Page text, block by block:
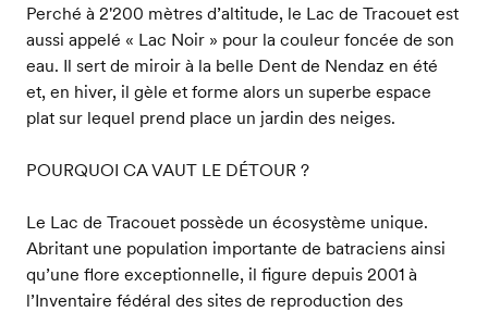
Perché à 2'200 mètres d’altitude, le Lac de Tracouet est
aussi appelé « Lac Noir » pour la couleur foncée de son
eau. Il sert de miroir à la belle Dent de Nendaz en été
et, en hiver, il gèle et forme alors un superbe espace
plat sur lequel prend place un jardin des neiges.
POURQUOI CA VAUT LE DÉTOUR ?
Le Lac de Tracouet possède un écosystème unique.
Abritant une population importante de batraciens ainsi
qu’une flore exceptionnelle, il figure depuis 2001 à
l’Inventaire fédéral des sites de reproduction des